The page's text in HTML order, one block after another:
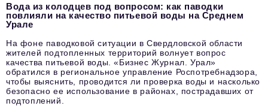
Вода из колодцев под вопросом: как паводки
повлияли на качество питьевой воды на Среднем
Урале
На фоне паводковой ситуации в Свердловской области
жителей подтопленных территорий волнует вопрос
качества питьевой воды. «Бизнес Журнал. Урал»
обратился в региональное управление Роспотребнадзора,
чтобы выяснить, проводится ли проверка воды и насколько
безопасно ее использование в районах, пострадавших от
подтоплений.